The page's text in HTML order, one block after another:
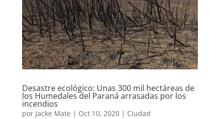
Desastre ecológico: Unas 300 mil hectáreas de
los Humedales del Paraná arrasadas por los
incendios
por Jacke Mate | Oct 10, 2020| Ciudad